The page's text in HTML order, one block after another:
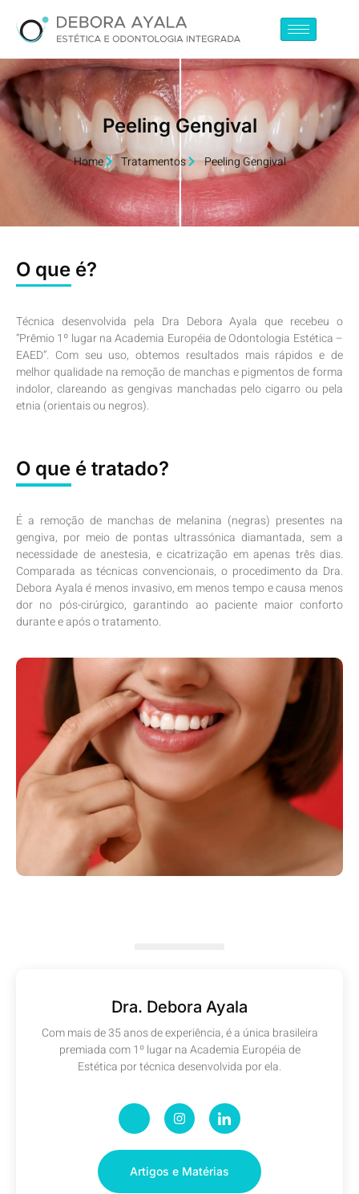
Peeling Gengival
Home Tratamentos Peeling Gengival
O que é?
Técnica desenvolvida pela Dra Debora Ayala que recebeu o
“Prêmio 1º lugar na Academia Européia de Odontologia Estética –
EAED”. Com seu uso, obtemos resultados mais rápidos e de
melhor qualidade na remoção de manchas e pigmentos de forma
indolor, clareando as gengivas manchadas pelo cigarro ou pela
etnia (orientais ou negros).
O que é tratado?
É a remoção de manchas de melanina (negras) presentes na
gengiva, por meio de pontas ultrassónica diamantada, sem a
necessidade de anestesia, e cicatrização em apenas três dias.
Comparada as técnicas convencionais, o procedimento da Dra.
Debora Ayala é menos invasivo, em menos tempo e causa menos
dor no pós-cirúrgico, garantindo ao paciente maior conforto
durante e após o tratamento.
Dra. Debora Ayala
Com mais de 35 anos de experiência, é a única brasileira
premiada com 1º lugar na Academia Européia de
Estética por técnica desenvolvida por ela.
Artigos e Matérias